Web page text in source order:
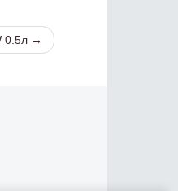
0.5л →